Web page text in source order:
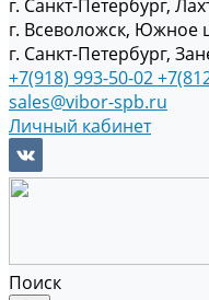
г. Санкт-Петербург,
г. Всеволожск, Южное
г. Санкт-Петербург,
+7(918) 993-50-02
sales@vibor-spb.ru
Личный кабинет
Поиск